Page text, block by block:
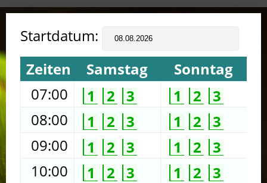
Startdatum:
Zeiten
Samstag
Sonntag
07:00
1 2 3 1 2
3
08:00
1 2 3 1 2
3
09:00
1 2 3 1 2
3
10:00
1 2 3 1 2
3